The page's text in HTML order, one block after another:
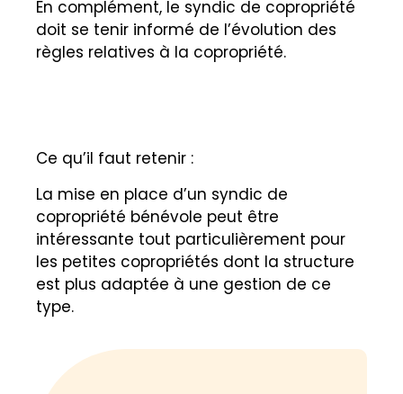
En complément, le syndic de copropriété
doit se tenir informé de l’évolution des
règles relatives à la copropriété.
Ce qu’il faut retenir :
La mise en place d’un syndic de
copropriété bénévole peut être
intéressante tout particulièrement pour
les petites copropriétés dont la structure
est plus adaptée à une gestion de ce
type.